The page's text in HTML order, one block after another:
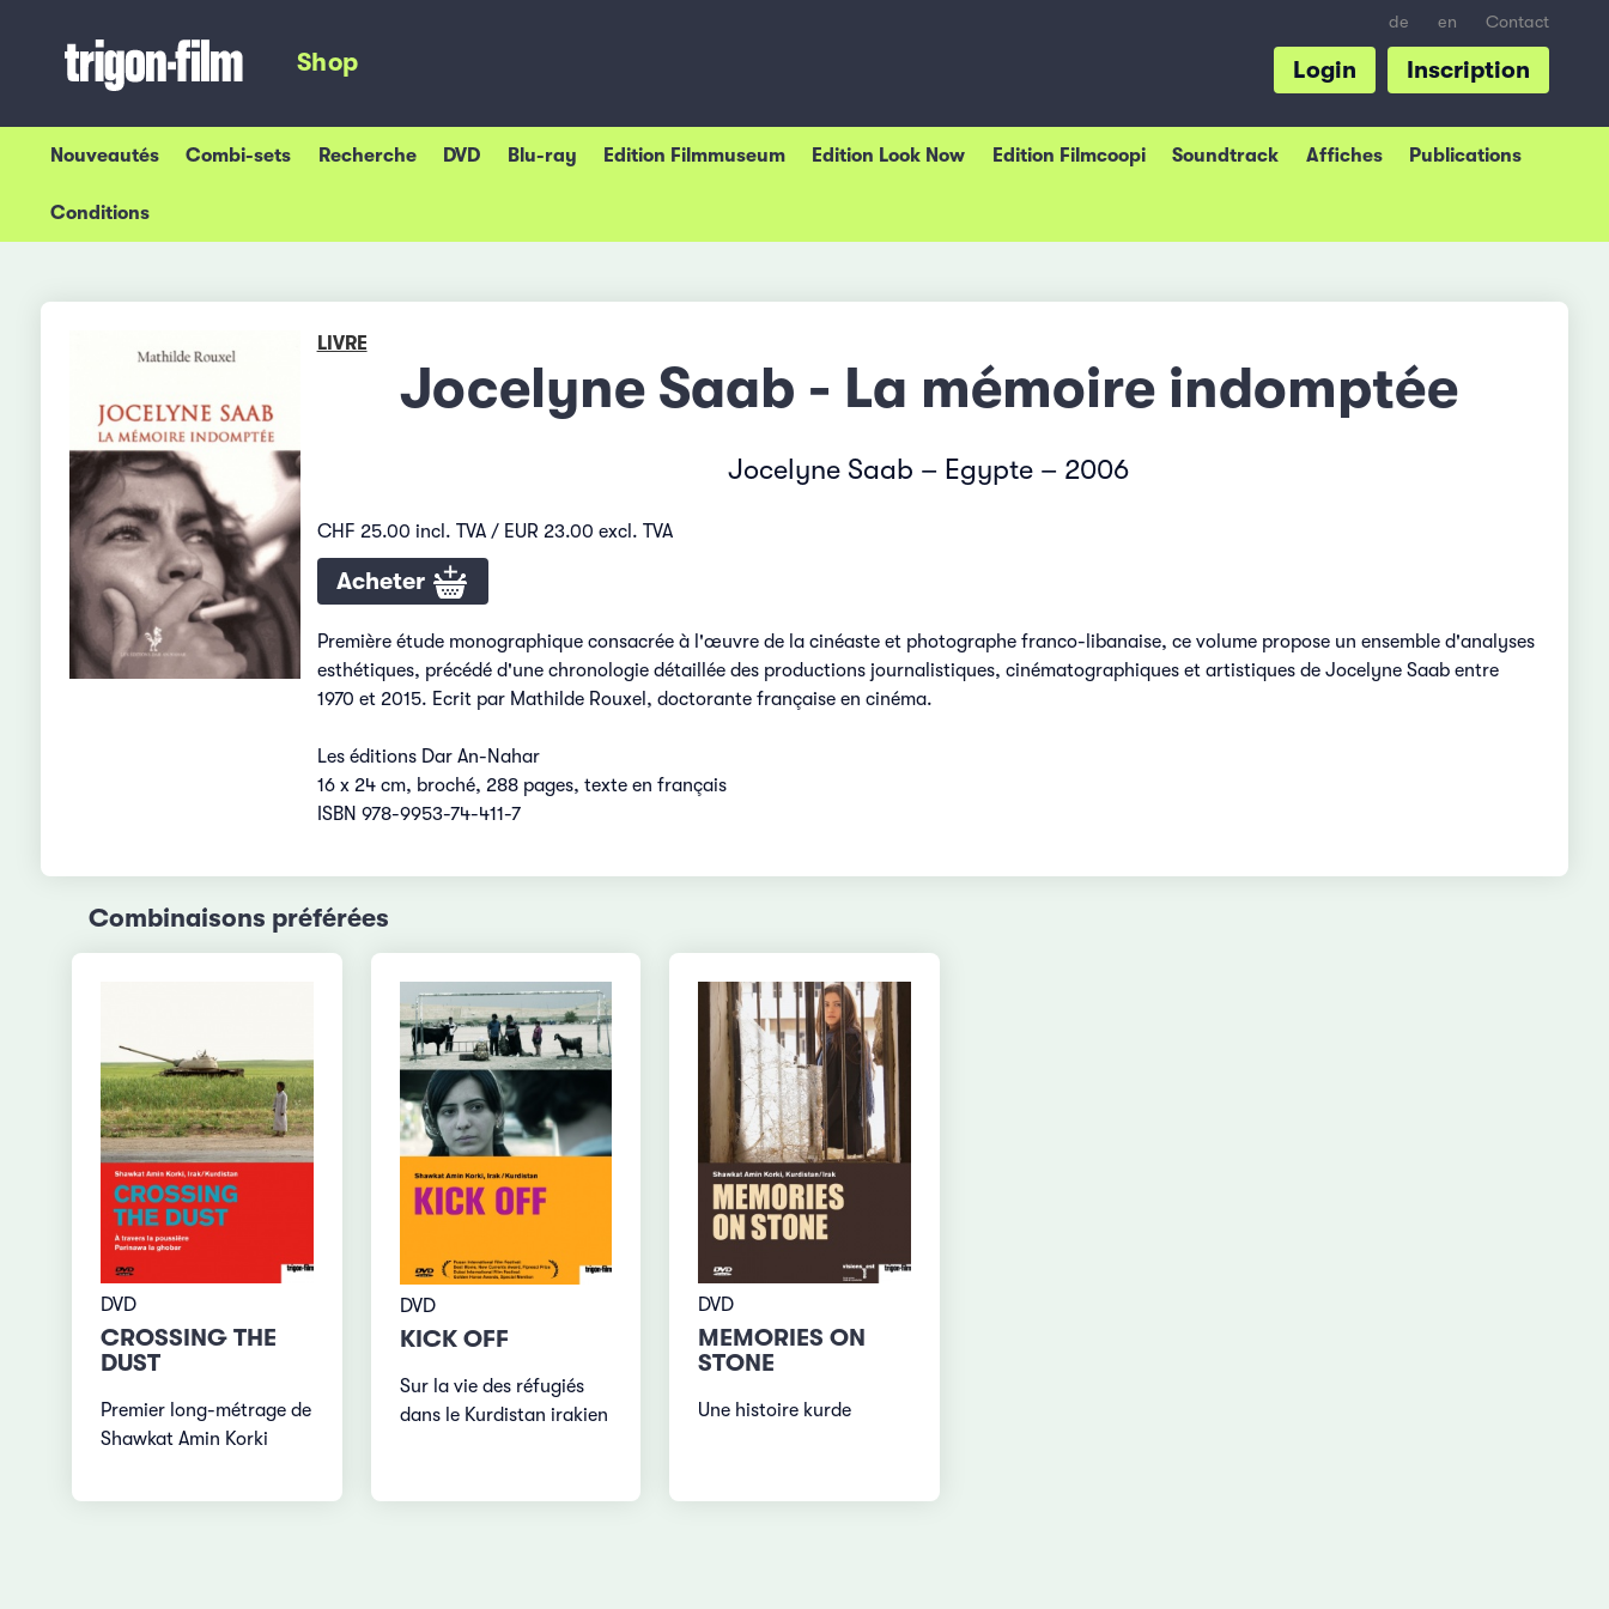
de en Contact
Shop Inscription
Login
Nouveautés Combi-sets Recherche DVD Blu-ray Edition Filmmuseum Edition Look Now Edition Filmcoopi Soundtrack Affiches Publications
Conditions
LIVRE
Jocelyne Saab - La mémoire indomptée
Jocelyne Saab – Egypte – 2006
CHF 25.00 incl. TVA / EUR 23.00 excl. TVA
Acheter
Première étude monographique consacrée à l'œuvre de la cinéaste et photographe franco-libanaise, ce volume propose un ensemble d'analyses
esthétiques, précédé d'une chronologie détaillée des productions journalistiques, cinématographiques et artistiques de Jocelyne Saab entre
1970 et 2015. Ecrit par Mathilde Rouxel, doctorante française en cinéma.
Les éditions Dar An-Nahar
16 x 24 cm, broché, 288 pages, texte en français
ISBN 978-9953-74-411-7
Combinaisons préférées
DVD
CROSSING THE
DUST
Premier long-métrage de
Shawkat Amin Korki
DVD
KICK OFF
Sur la vie des réfugiés
dans le Kurdistan irakien
DVD
MEMORIES ON
STONE
Une histoire kurde